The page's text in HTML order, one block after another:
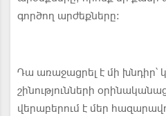
գործող արժեքները:
Դա առաջացրել է մի
շինությունների
վերաբերում է մեր